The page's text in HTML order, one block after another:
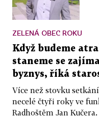
ZELENÁ OBEC ROKU
Když budeme
staneme se
byznys, říká
Více než stovku
necelé čtyři roky ve
Radhoštěm Jan